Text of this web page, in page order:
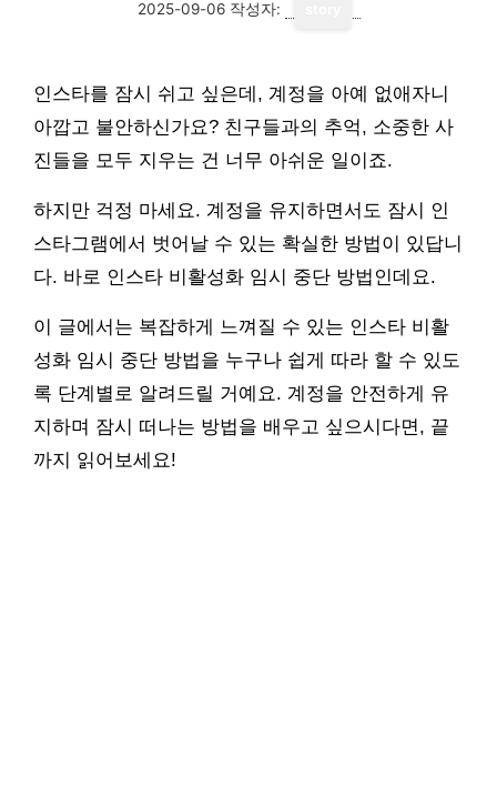
2025-09-06 작성자:
인스타를 잠시 쉬고 싶은데, 계정을 아예 없애자니
아깝고 불안하신가요? 친구들과의 추억, 소중한 사
진들을 모두 지우는 건 너무 아쉬운 일이죠.
하지만 걱정 마세요. 계정을 유지하면서도 잠시 인
스타그램에서 벗어날 수 있는 확실한 방법이 있답니
다. 바로 인스타 비활성화 임시 중단 방법인데요.
이 글에서는 복잡하게 느껴질 수 있는 인스타 비활
성화 임시 중단 방법을 누구나 쉽게 따라 할 수 있도
록 단계별로 알려드릴 거예요. 계정을 안전하게 유
지하며 잠시 떠나는 방법을 배우고 싶으시다면, 끝
까지 읽어보세요!